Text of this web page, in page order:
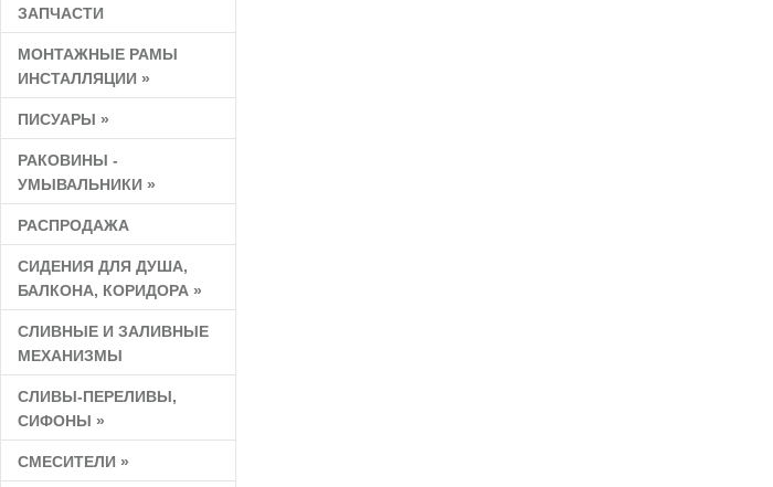
ЗАПЧАСТИ
МОНТАЖНЫЕ РАМЫ
ИНСТАЛЛЯЦИИ »
ПИСУАРЫ »
РАКОВИНЫ -
УМЫВАЛЬНИКИ »
РАСПРОДАЖА
СИДЕНИЯ ДЛЯ ДУША,
БАЛКОНА, КОРИДОРА »
СЛИВНЫЕ И ЗАЛИВНЫЕ
МЕХАНИЗМЫ
СЛИВЫ-ПЕРЕЛИВЫ,
СИФОНЫ »
СМЕСИТЕЛИ »